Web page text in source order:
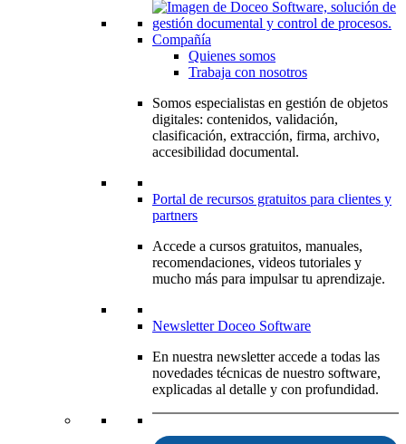
Compañía
Quienes somos
Trabaja con nosotros
Somos especialistas en gestión de objetos
digitales: contenidos, validación,
clasificación, extracción, firma, archivo,
accesibilidad documental.
Portal de recursos gratuitos para clientes y
partners
Accede a cursos gratuitos, manuales,
recomendaciones, videos tutoriales y
mucho más para impulsar tu aprendizaje.
Newsletter Doceo Software
En nuestra newsletter accede a todas las
novedades técnicas de nuestro software,
explicadas al detalle y con profundidad.